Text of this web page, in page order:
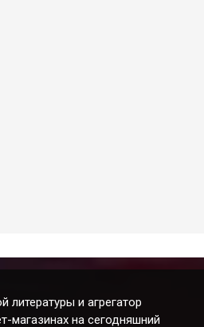
литературы и агрегатор
магазинах на сегодняшний